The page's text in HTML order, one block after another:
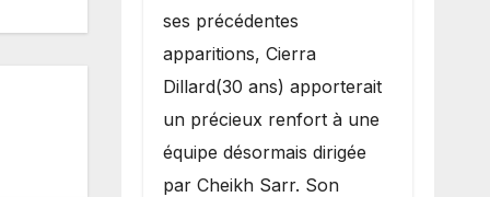
ses précédentes
apparitions, Cierra
Dillard(30 ans) apporterait
un précieux renfort à une
équipe désormais dirigée
par Cheikh Sarr. Son